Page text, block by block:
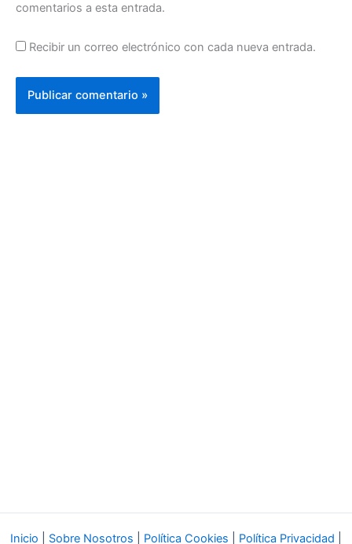
comentarios a esta entrada.
Recibir un correo electrónico con cada nueva entrada.
Inicio Sobre Nosotros Política Cookies Política Privacidad